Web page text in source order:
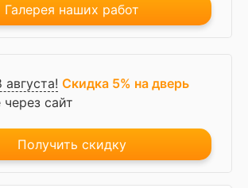
Галерея наших работ
Скидка 5% на дверь
через сайт
Получить скидку